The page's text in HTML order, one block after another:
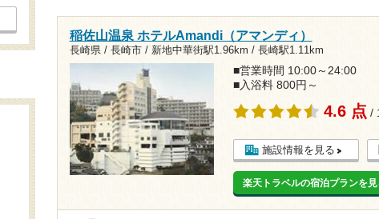
稲佐山温泉 ホテルAmandi（アマンディ）
長崎県 / 長崎市 / 新地中華街駅1.96km / 長崎駅1.11km
■営業時間 10:00～24:00
■入浴料 800円～
4.6 点 /
施設情報を見る
楽天トラベルの宿泊プランを見